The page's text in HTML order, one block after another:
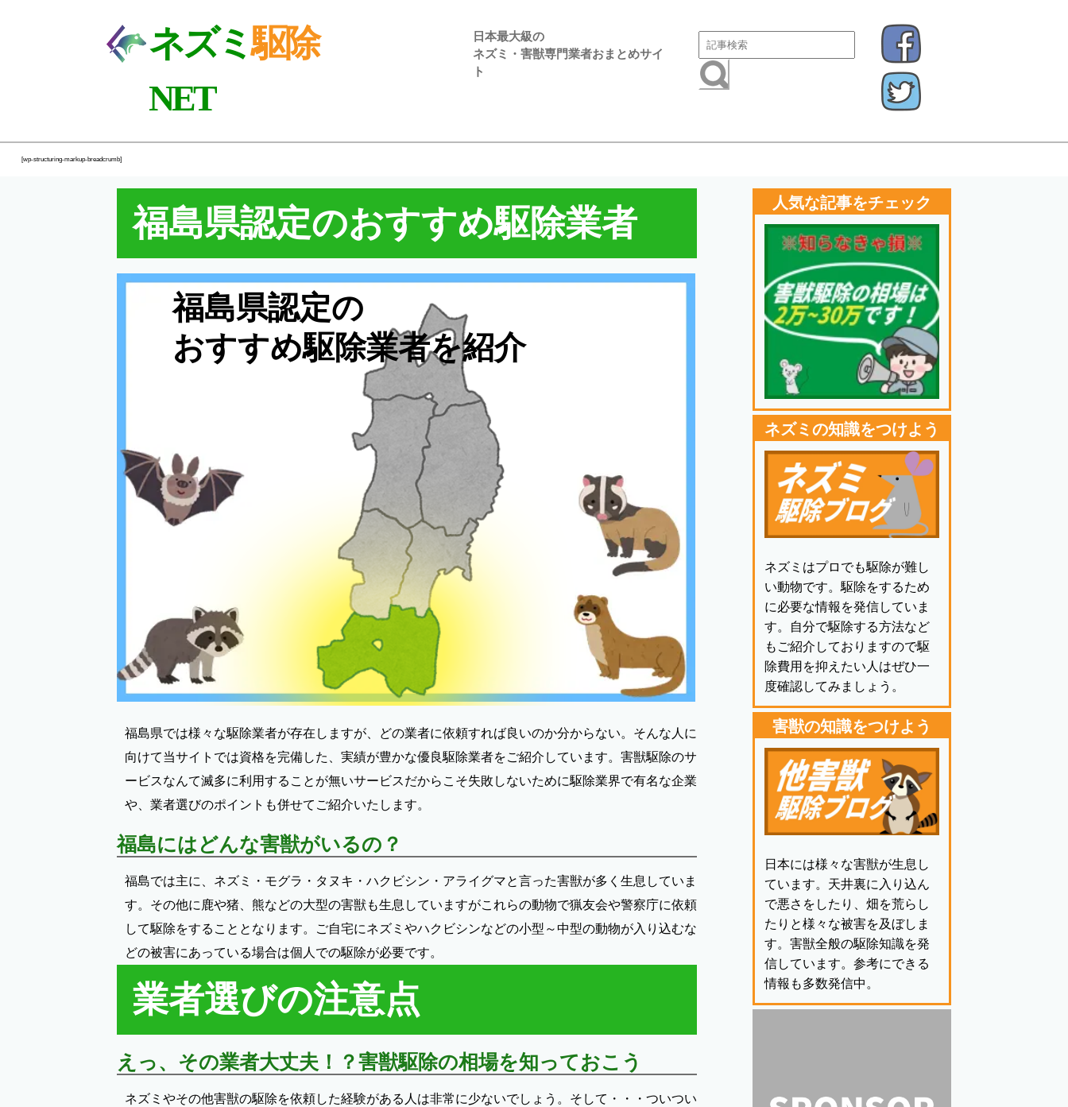
ネズミ駆除
NET
日本最大級の
ネズミ・害獣専門業者おまとめサイ
ト
[wp-structuring-markup-breadcrumb]
人気な記事をチェック
ネズミの知識をつけよう
ネズミはプロでも駆除が難し
い動物です。駆除をするため
に必要な情報を発信していま
す。自分で駆除する方法など
もご紹介しておりますので駆
除費用を抑えたい人はぜひ一
度確認してみましょう。
害獣の知識をつけよう
日本には様々な害獣が生息し
ています。天井裏に入り込ん
で悪さをしたり、畑を荒らし
たりと様々な被害を及ぼしま
す。害獣全般の駆除知識を発
信しています。参考にできる
情報も多数発信中。
福島県認定のおすすめ駆除業者
福島県認定の
おすすめ駆除業者を紹介
福島県では様々な駆除業者が存在しますが、どの業者に依頼すれば良いのか分からない。そんな人に
向けて当サイトでは資格を完備した、実績が豊かな優良駆除業者をご紹介しています。害獣駆除のサ
ービスなんて滅多に利用することが無いサービスだからこそ失敗しないために駆除業界で有名な企業
や、業者選びのポイントも併せてご紹介いたします。
福島にはどんな害獣がいるの？
福島では主に、ネズミ・モグラ・タヌキ・ハクビシン・アライグマと言った害獣が多く生息していま
す。その他に鹿や猪、熊などの大型の害獣も生息していますがこれらの動物で猟友会や警察庁に依頼
して駆除をすることとなります。ご自宅にネズミやハクビシンなどの小型～中型の動物が入り込むな
どの被害にあっている場合は個人での駆除が必要です。
業者選びの注意点
えっ、その業者大丈夫！？害獣駆除の相場を知っておこう
ネズミやその他害獣の駆除を依頼した経験がある人は非常に少ないでしょう。そして・・・ついつい